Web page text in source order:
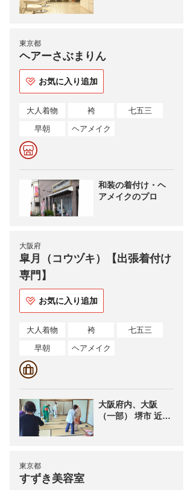
東京都
ヘアーさぶまりん
お気に入り追加
大人着物 袴
七五三
早朝
ヘアメイク
和装の着付け・ヘ
アメイクのプロ
大阪府
皐月（コウヅキ）【出張着付け
専門】
お気に入り追加
大人着物 袴
七五三
早朝
ヘアメイク
大阪府内、大阪
（一部） 堺市 近辺
東京都
すずき美容室